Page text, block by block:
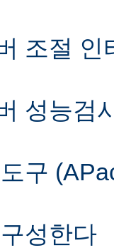
조절 인
성능검
구
성한다